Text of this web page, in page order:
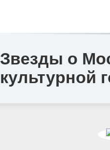
Звезды о
культурной